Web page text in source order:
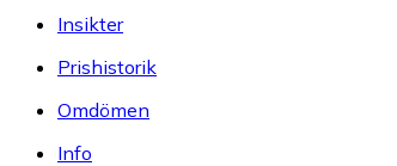
Insikter
Prishistorik
Omdömen
Info